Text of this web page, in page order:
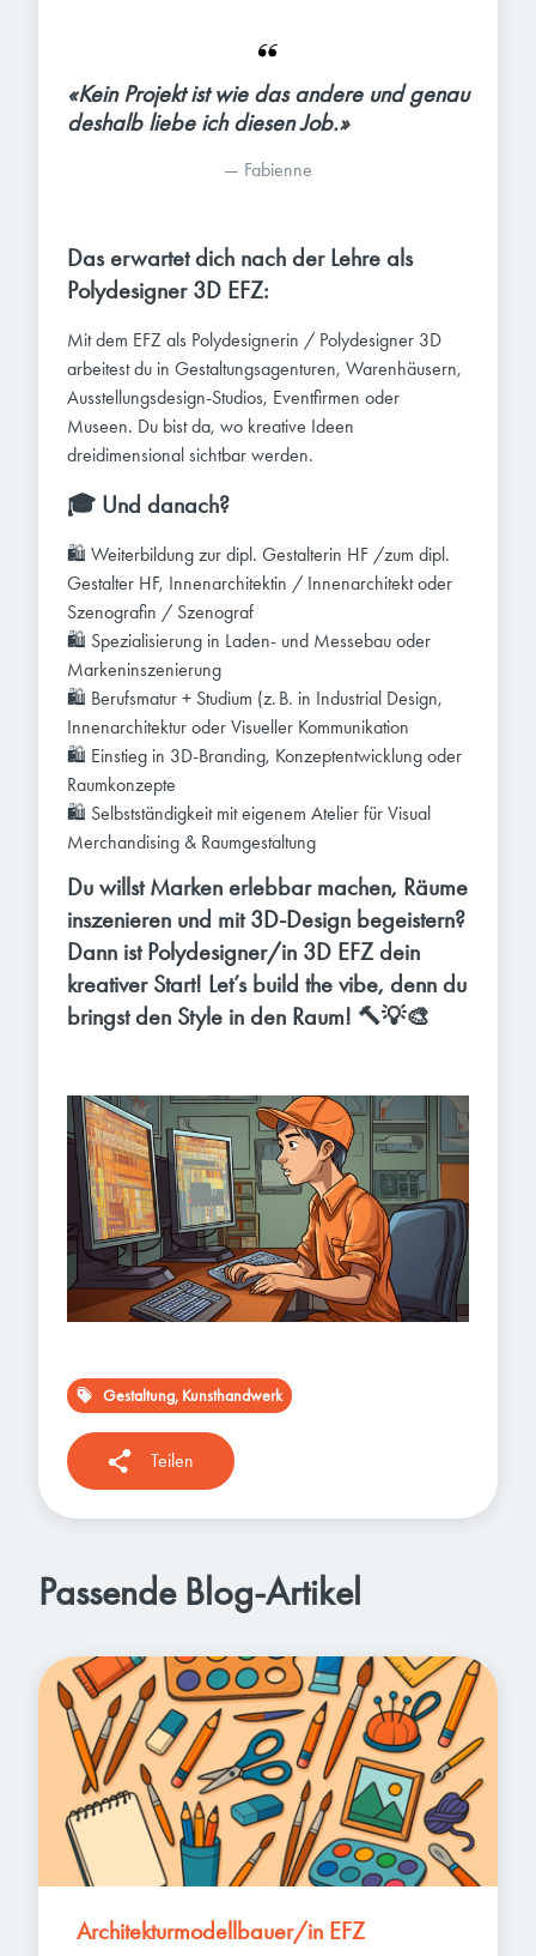
«Kein Projekt ist wie das andere und genau
deshalb liebe ich diesen Job.»
— Fabienne
Das erwartet dich nach der Lehre als
Polydesigner 3D EFZ:
Mit dem EFZ als Polydesignerin / Polydesigner 3D
arbeitest du in Gestaltungsagenturen, Warenhäusern,
Ausstellungsdesign-Studios, Eventfirmen oder
Museen. Du bist da, wo kreative Ideen
dreidimensional sichtbar werden.
🎓 Und danach?
🛍️ Weiterbildung zur dipl. Gestalterin HF /zum dipl.
Gestalter HF, Innenarchitektin / Innenarchitekt oder
Szenografin / Szenograf
🛍️ Spezialisierung in Laden- und Messebau oder
Markeninszenierung
🛍️ Berufsmatur + Studium (z. B. in Industrial Design,
Innenarchitektur oder Visueller Kommunikation
🛍️ Einstieg in 3D-Branding, Konzeptentwicklung oder
Raumkonzepte
🛍️ Selbstständigkeit mit eigenem Atelier für Visual
Merchandising & Raumgestaltung
Du willst Marken erlebbar machen, Räume
inszenieren und mit 3D-Design begeistern?
Dann ist Polydesigner/in 3D EFZ dein
kreativer Start! Let’s build the vibe, denn du
bringst den Style in den Raum! 🔨💡🎨
Gestaltung, Kunsthandwerk
Teilen
Passende Blog-Artikel
Architekturmodellbauer/in EFZ